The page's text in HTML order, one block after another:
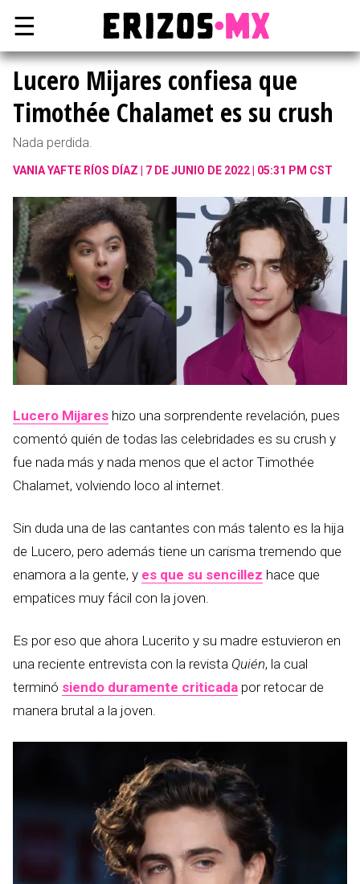
☰
Lucero Mijares confiesa que
Timothée Chalamet es su crush
Nada perdida.
VANIA YAFTE RÍOS DÍAZ 7 DE JUNIO DE 2022 | 05:31 PM CST
Lucero Mijares hizo una sorprendente revelación, pues
comentó quién de todas las celebridades es su crush y
fue nada más y nada menos que el actor Timothée
Chalamet, volviendo loco al internet.
Sin duda una de las cantantes con más talento es la hija
de Lucero, pero además tiene un carisma tremendo que
enamora a la gente, y es que su sencillez hace que
empatices muy fácil con la joven.
Es por eso que ahora Lucerito y su madre estuvieron en
una reciente entrevista con la revista Quién, la cual
terminó siendo duramente criticada por retocar de
manera brutal a la joven.